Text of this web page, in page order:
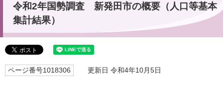
令和2年国勢調査 新発田市の概要（人口等基本
集計結果）
ページ番号1018306 更新日 令和4年10月5日